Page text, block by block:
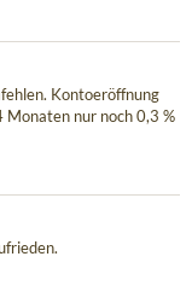
Kontoeröffnung
Monaten nur noch 0,3 %